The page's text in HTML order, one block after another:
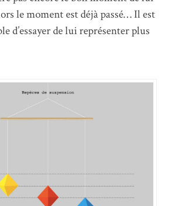
le moment est déjà passé… Il est
d’essayer de lui représenter plus